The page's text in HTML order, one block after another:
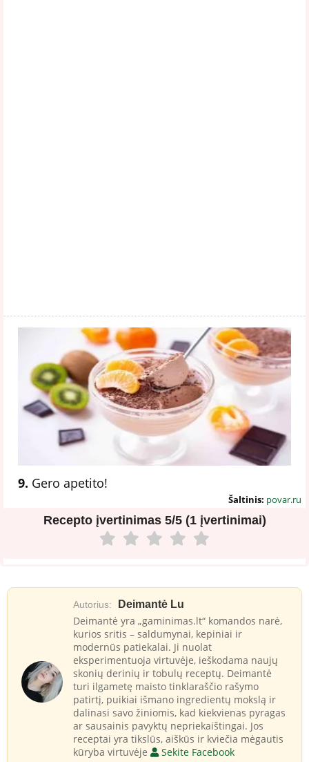
9. Gero apetito!
Šaltinis: povar.ru
Recepto įvertinimas 5/5 (1 įvertinimai)
Autorius: Deimantė Lu
Deimantė yra „gaminimas.lt“ komandos narė,
kurios sritis – saldumynai, kepiniai ir
modernūs patiekalai. Ji nuolat
eksperimentuoja virtuvėje, ieškodama naujų
skonių derinių ir tobulų receptų. Deimantė
turi ilgametę maisto tinklaraščio rašymo
patirtį, puikiai išmano ingredientų mokslą ir
dalinasi savo žiniomis, kad kiekvienas pyragas
ar sausainis pavyktų nepriekaištingai. Jos
receptai yra tikslūs, aiškūs ir kviečia mėgautis
kūryba virtuvėje
Sekite Facebook